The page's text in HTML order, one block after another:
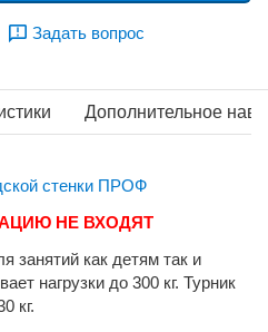
Задать вопрос
Дополнительное
стенки ПРОФ
НЕ ВХОДЯТ
занятий как детям так и
нагрузки до 300 кг. Турник
кг.